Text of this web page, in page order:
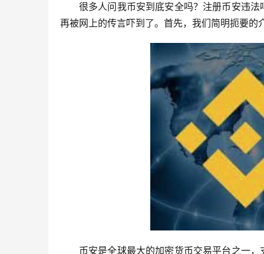
很多人问我币安到底安全吗？注册币安违
再被网上的传言吓到了。首先，我们简明扼要的
币安是全球最大的加密货币交易平台之一